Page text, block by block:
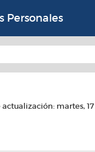
con
Personales
martes,